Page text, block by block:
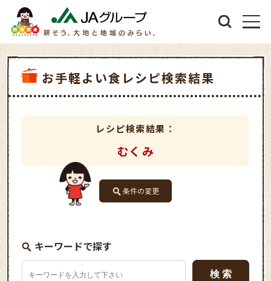
お手軽よい食レシピ検索結果
レシピ検索結果：
むくみ
条件の変更
キーワードで探す